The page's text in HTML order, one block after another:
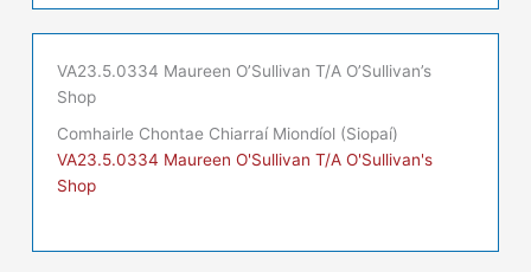
VA23.5.0334 Maureen O’Sullivan T/A O’Sullivan’s
Shop
Comhairle Chontae Chiarraí Miondíol (Siopaí)
VA23.5.0334 Maureen O'Sullivan T/A O'Sullivan's
Shop